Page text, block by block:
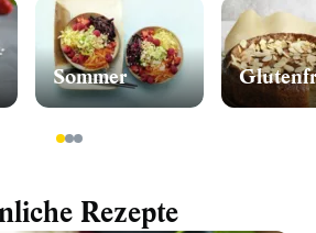
Sommer
123
Rezepte